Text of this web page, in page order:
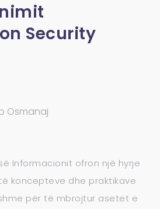
Security
Osmanaj
Informacionit ofron një hyrje
koncepteve dhe praktikave
për të mbrojtur asetet e